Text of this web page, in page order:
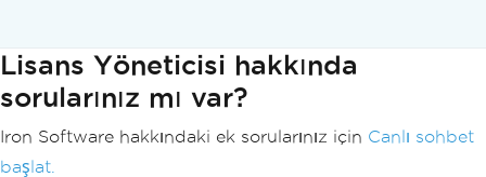
Lisans Yöneticisi hakkında
sorularınız mı var?
Iron Software hakkındaki ek sorularınız için Canlı sohbet
başlat.